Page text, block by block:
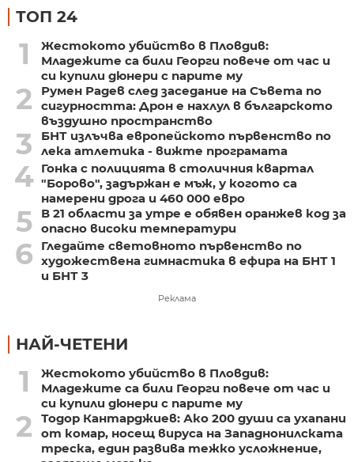
ТОП 24
1
Жестокото убийство в Пловдив:
Младежите са били Георги повече от час и
си купили дюнери с парите му
2
Румен Радев след заседание на Съвета по
сигурността: Дрон е нахлул в българското
въздушно пространство
3
БНТ излъчва европейското първенство по
лека атлетика - вижте програмата
4 Гонка с полицията в столичния квартал
"Борово", задържан е мъж, у когото са
намерени дрога и 460 000 евро
5
В 21 области за утре е обявен оранжев код за
опасно високи температури
6
Гледайте световното първенство по
художествена гимнастика в ефира на БНТ 1
и БНТ 3
Реклама
НАЙ-ЧЕТЕНИ
1
Жестокото убийство в Пловдив:
Младежите са били Георги повече от час и
си купили дюнери с парите му
2
Тодор Кантарджиев: Ако 200 души са ухапани
от комар, носещ вируса на Западнонилската
треска, един развива тежко усложнение,